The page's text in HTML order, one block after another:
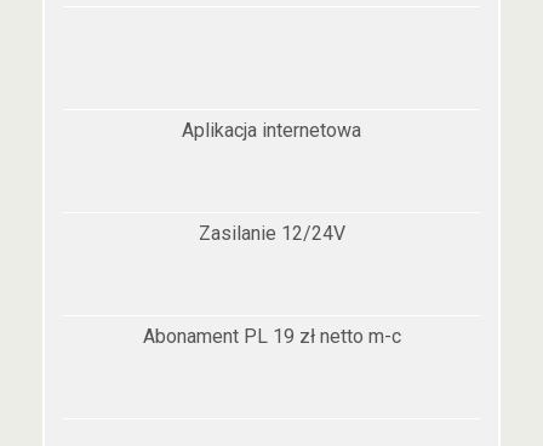
Aplikacja internetowa
Zasilanie 12/24V
Abonament PL 19 zł netto m-c